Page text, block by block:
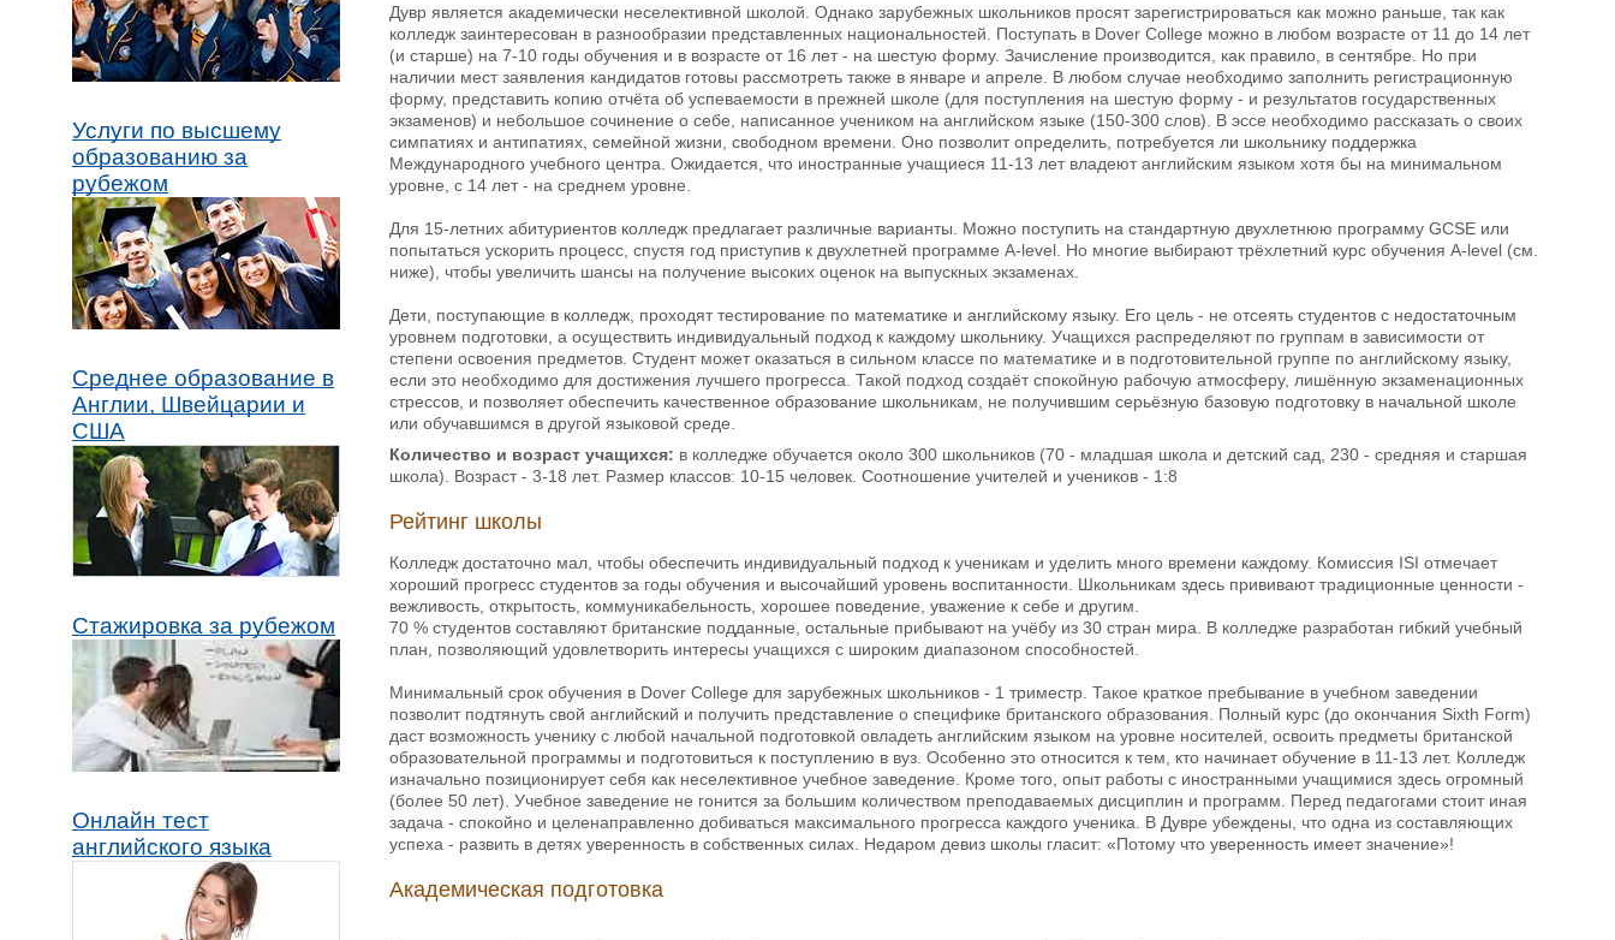
Услуги по высшему
образованию за
рубежом
Среднее образование в
Англии, Швейцарии и
США
Стажировка за рубежом
Онлайн тест
английского языка
Дувр является академически неселективной школой. Однако зарубежных школьников просят зарегистрироваться как можно раньше, так как
колледж заинтересован в разнообразии представленных национальностей. Поступать в Dover College можно в любом возрасте от 11 до 14 лет
(и старше) на 7-10 годы обучения и в возрасте от 16 лет - на шестую форму. Зачисление производится, как правило, в сентябре. Но при
наличии мест заявления кандидатов готовы рассмотреть также в январе и апреле. В любом случае необходимо заполнить регистрационную
форму, представить копию отчёта об успеваемости в прежней школе (для поступления на шестую форму - и результатов государственных
экзаменов) и небольшое сочинение о себе, написанное учеником на английском языке (150-300 слов). В эссе необходимо рассказать о своих
симпатиях и антипатиях, семейной жизни, свободном времени. Оно позволит определить, потребуется ли школьнику поддержка
Международного учебного центра. Ожидается, что иностранные учащиеся 11-13 лет владеют английским языком хотя бы на минимальном
уровне, с 14 лет - на среднем уровне.
Для 15-летних абитуриентов колледж предлагает различные варианты. Можно поступить на стандартную двухлетнюю программу GCSE или
попытаться ускорить процесс, спустя год приступив к двухлетней программе A-level. Но многие выбирают трёхлетний курс обучения A-level (см.
ниже), чтобы увеличить шансы на получение высоких оценок на выпускных экзаменах.
Дети, поступающие в колледж, проходят тестирование по математике и английскому языку. Его цель - не отсеять студентов с недостаточным
уровнем подготовки, а осуществить индивидуальный подход к каждому школьнику. Учащихся распределяют по группам в зависимости от
степени освоения предметов. Студент может оказаться в сильном классе по математике и в подготовительной группе по английскому языку,
если это необходимо для достижения лучшего прогресса. Такой подход создаёт спокойную рабочую атмосферу, лишённую экзаменационных
стрессов, и позволяет обеспечить качественное образование школьникам, не получившим серьёзную базовую подготовку в начальной школе
или обучавшимся в другой языковой среде.
Количество и возраст учащихся: в колледже обучается около 300 школьников (70 - младшая школа и детский сад, 230 - средняя и старшая
школа). Возраст - 3-18 лет. Размер классов: 10-15 человек. Соотношение учителей и учеников - 1:8
Рейтинг школы
Колледж достаточно мал, чтобы обеспечить индивидуальный подход к ученикам и уделить много времени каждому. Комиссия ISI отмечает
хороший прогресс студентов за годы обучения и высочайший уровень воспитанности. Школьникам здесь прививают традиционные ценности -
вежливость, открытость, коммуникабельность, хорошее поведение, уважение к себе и другим.
70 % студентов составляют британские подданные, остальные прибывают на учёбу из 30 стран мира. В колледже разработан гибкий учебный
план, позволяющий удовлетворить интересы учащихся с широким диапазоном способностей.
Минимальный срок обучения в Dover College для зарубежных школьников - 1 триместр. Такое краткое пребывание в учебном заведении
позволит подтянуть свой английский и получить представление о специфике британского образования. Полный курс (до окончания Sixth Form)
даст возможность ученику с любой начальной подготовкой овладеть английским языком на уровне носителей, освоить предметы британской
образовательной программы и подготовиться к поступлению в вуз. Особенно это относится к тем, кто начинает обучение в 11-13 лет. Колледж
изначально позиционирует себя как неселективное учебное заведение. Кроме того, опыт работы с иностранными учащимися здесь огромный
(более 50 лет). Учебное заведение не гонится за большим количеством преподаваемых дисциплин и программ. Перед педагогами стоит иная
задача - спокойно и целенаправленно добиваться максимального прогресса каждого ученика. В Дувре убеждены, что одна из составляющих
успеха - развить в детях уверенность в собственных силах. Недаром девиз школы гласит: «Потому что уверенность имеет значение»!
Академическая подготовка